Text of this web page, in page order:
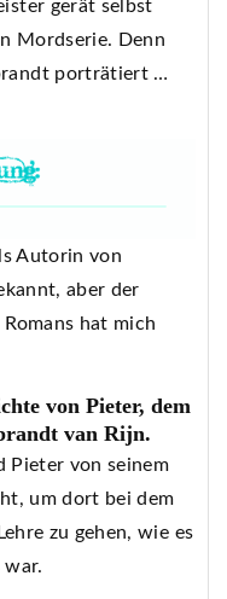
gerät selbst
Mordserie. Denn
porträtiert …
Autorin von
aber der
hat mich
von Pieter, dem
van Rijn.
Pieter von seinem
um dort bei dem
zu gehen, wie es
war.